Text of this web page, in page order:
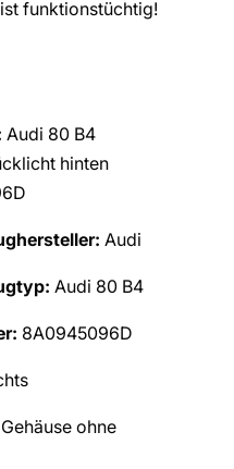
funktionstüchtig!
Audi 80 B4
hinten
Audi
Audi 80 B4
8A0945096D
Gehäuse ohne